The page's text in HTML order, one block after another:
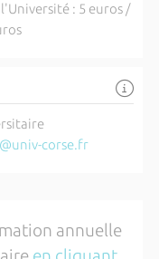
: 5 euros /
corse.fr
annuelle